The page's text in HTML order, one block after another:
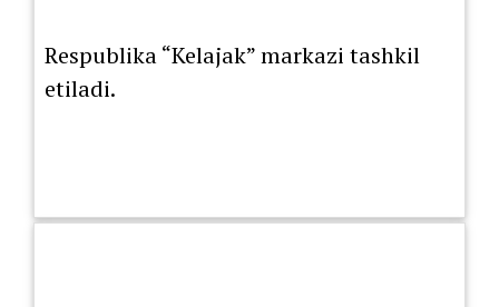
Respublika “Kelajak” markazi tashkil
etiladi.